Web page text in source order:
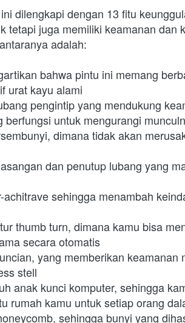
ini dilengkapi dengan 13 fitu
tetapi juga memiliki keamanan dan
adalah:
bahwa pintu ini memang
urat kayu alami
pengintip yang mendukung
berfungsi untuk mengurangi
dimana tidak akan
dan penutup lubang yang
sehingga menambah
thumb turn, dimana kamu bisa
secara otomatis
yang memberikan keamanan
stell
anak kunci komputer, sehingga
rumah kamu untuk setiap orang